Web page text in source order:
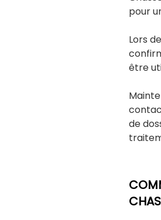
pour
Lors
être
de